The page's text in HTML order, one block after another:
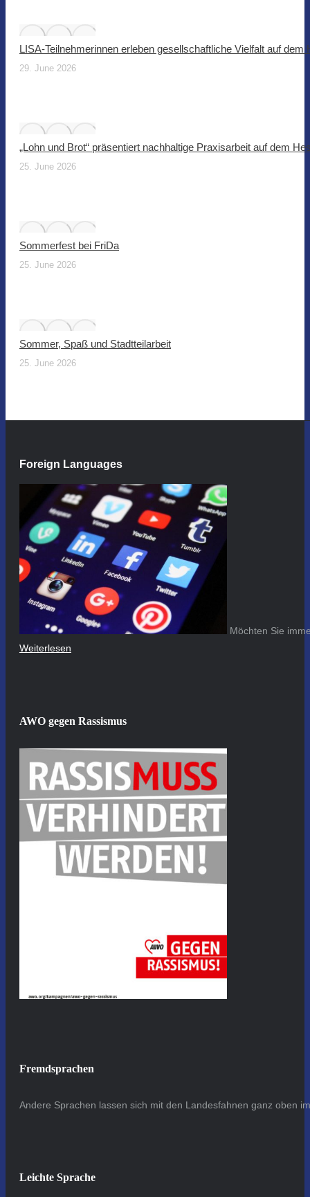
LISA-Teilnehmerinnen erleben gesellschaftliche Vielfalt auf dem
29. June 2026
„Lohn und Brot“ präsentiert nachhaltige Praxisarbeit auf dem
25. June 2026
Sommerfest bei FriDa
25. June 2026
Sommer, Spaß und Stadtteilarbeit
25. June 2026
Foreign Languages
Möchten Sie
Weiterlesen
AWO gegen Rassismus
Fremdsprachen
Andere Sprachen lassen sich mit den Landesfahnen ganz oben
Leichte Sprache